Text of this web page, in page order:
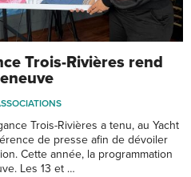
Trois-Rivières rend
Trois-Rivières a tenu, au Yacht
de presse afin de dévoiler
Cette année, la programmation
Les 13 et …